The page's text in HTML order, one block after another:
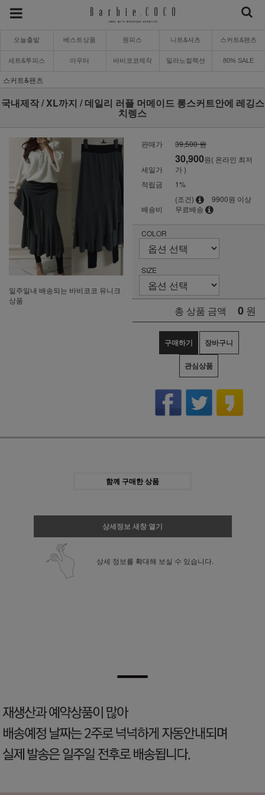
오늘출발 베스트상품 원피스 니트&셔츠 스커트&팬츠
세트&투피스 아우터 바비코코제작 밀라노컬렉션 80% SALE
스커트&팬츠
국내제작 / XL까지 / 데일리 러플 머메이드 롱스커트안에 레깅스
치렝스
일주일내 배송되는 바비코코 유니크
상품
판매가 39,500 원
세일가
30,900원( 온라인 최저
가 )
적립금
1%
배송비
(조건)
9900원 이상
무료배송
COLOR
SIZE
총 상품 금액 0 원
구매하기 장바구니
관심상품
함께 구매한 상품
상세정보 새창 열기
상세 정보를 확대해 보실 수 있습니다.